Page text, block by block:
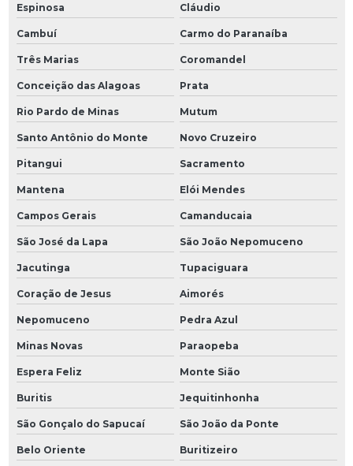
Espinosa Cláudio
Cambuí Carmo do Paranaíba
Três Marias Coromandel
Conceição das Alagoas Prata
Rio Pardo de Minas Mutum
Santo Antônio do Monte Novo Cruzeiro
Pitangui Sacramento
Mantena Elói Mendes
Campos Gerais Camanducaia
São José da Lapa São João Nepomuceno
Jacutinga Tupaciguara
Coração de Jesus Aimorés
Nepomuceno Pedra Azul
Minas Novas Paraopeba
Espera Feliz Monte Sião
Buritis Jequitinhonha
São Gonçalo do Sapucaí São João da Ponte
Belo Oriente Buritizeiro